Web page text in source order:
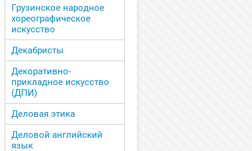
Грузинское народное
хореографическое
искусство
Декабристы
Декоративно-
прикладное искусство
(ДПИ)
Деловая этика
Деловой английский
язык